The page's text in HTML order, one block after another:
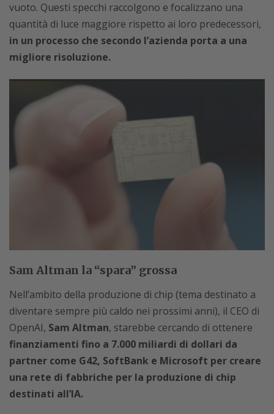
vuoto. Questi specchi raccolgono e focalizzano una
quantità di luce maggiore rispetto ai loro predecessori,
in un processo che secondo l’azienda porta a una
migliore risoluzione.
Sam Altman la “spara” grossa
Nell’ambito della produzione di chip (tema destinato a
diventare sempre più caldo nei prossimi anni), il CEO di
OpenAI, Sam Altman, starebbe cercando di ottenere
finanziamenti fino a 7.000 miliardi di dollari da
partner come G42, SoftBank e Microsoft per creare
una rete di fabbriche per la produzione di chip
destinati all’IA.